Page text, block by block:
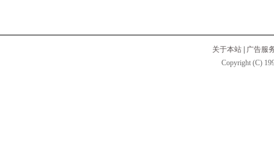
关于本站
广告服
Copyright (C)